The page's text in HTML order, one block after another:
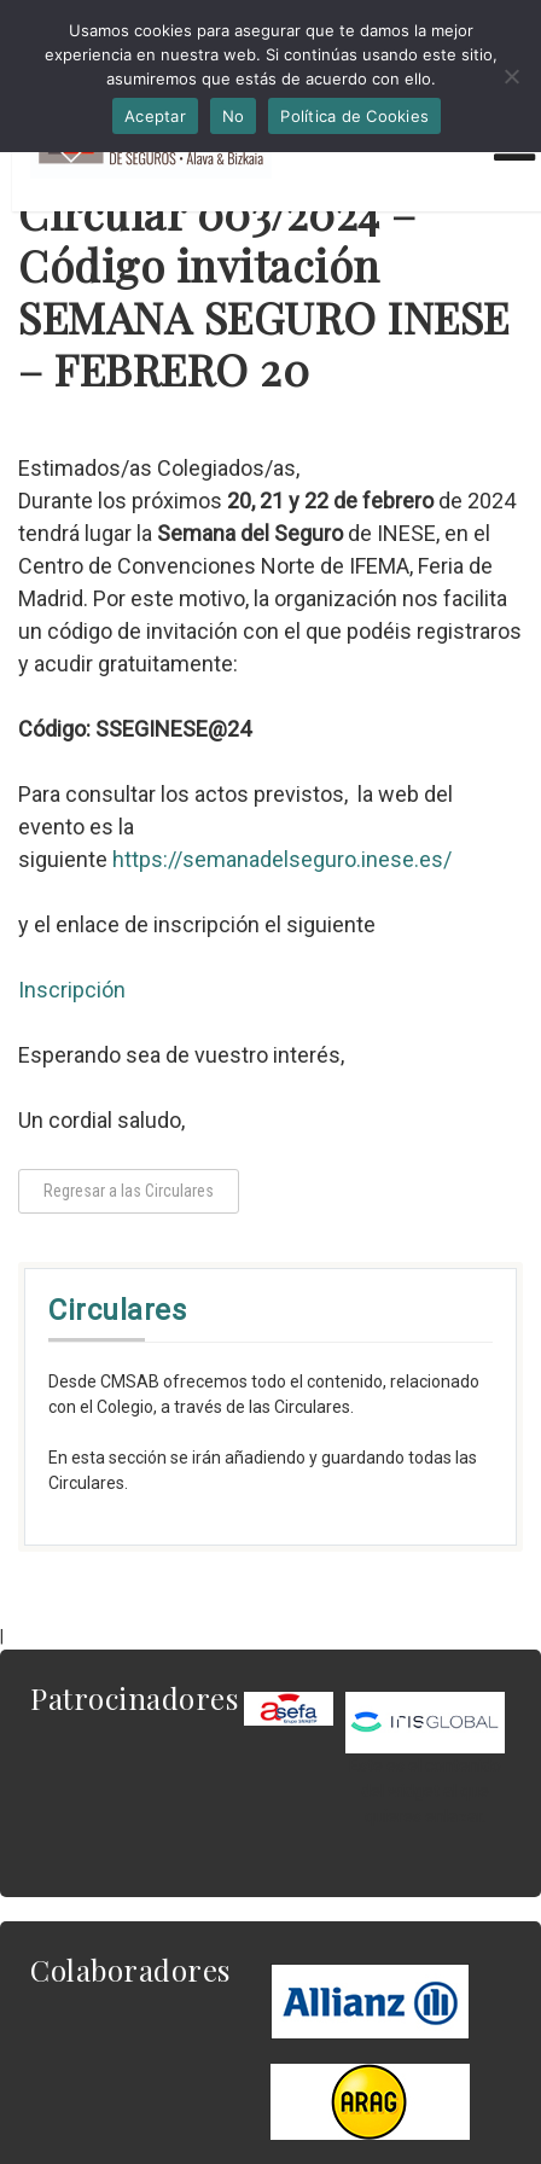
HORARIO INVIERNO Lun-Jue 09:00-16:30 Vier 9:00-14:00
administracion@cmsab.eus 94.442.43.43 Móvil y Whatsapp
688.889.170
Circular 003/2024 –
Código invitación
SEMANA SEGURO INESE
– FEBRERO 20
Estimados/as Colegiados/as,
Durante los próximos 20, 21 y 22 de febrerode 2024
tendrá lugar la Semana del Segurode INESE, en el
Centro de Convenciones Norte de IFEMA, Feria de
Madrid. Por este motivo, la organización nos facilita
un código de invitación con el que podéis registraros
y acudir gratuitamente:
Código: SSEGINESE@24
Para consultar los actos previstos, la web del
evento es la
siguiente https://semanadelseguro.inese.es/
y el enlace de inscripción el siguiente
Inscripción
Esperando sea de vuestro interés,
Un cordial saludo,
Regresar a las Circulares
Circulares
Desde CMSAB ofrecemos todo el contenido, relacionado
con el Colegio, a través de las Circulares.
En esta sección se irán añadiendo y guardando todas las
Circulares.
Patrocinadores
Colaboradores
Usamos cookies para asegurar que te damos la mejor
experiencia en nuestra web. Si continúas usando este sitio,
asumiremos que estás de acuerdo con ello.
Aceptar
No Política de Cookies